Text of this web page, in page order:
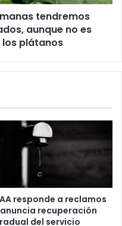
tendremos
aunque no es
los plátanos
responde a reclamos
recuperación
del servicio